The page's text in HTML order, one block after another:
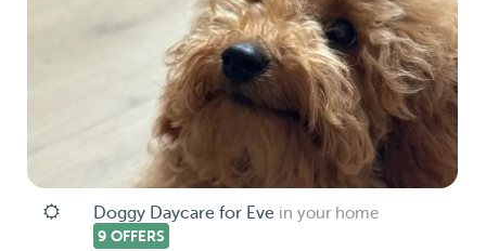
Doggy Daycare for Eve in your home
9 OFFERS